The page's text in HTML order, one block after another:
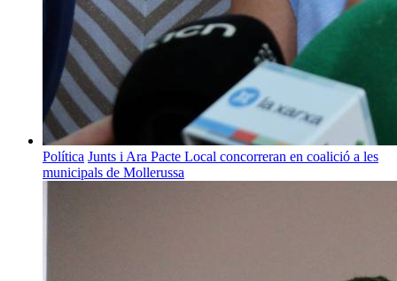
Política Junts i Ara Pacte Local concorreran en coalició a les
municipals de Mollerussa